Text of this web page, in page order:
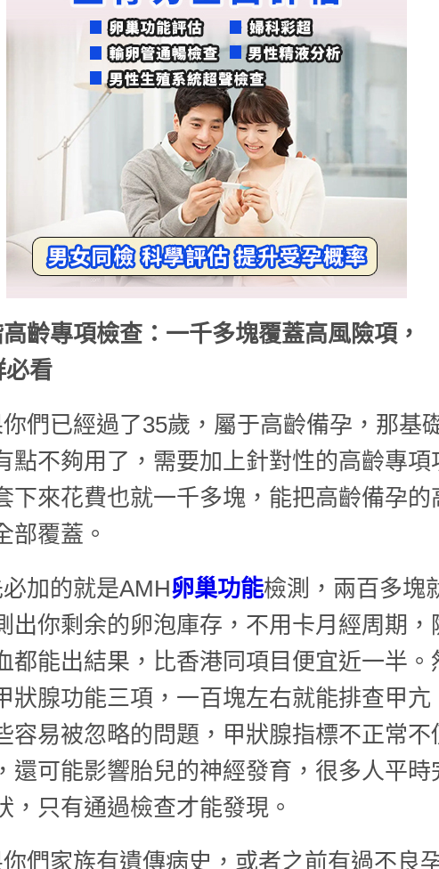
齡專項檢查：一千多塊覆蓋高風險項，
必看
們已經過了35歲，屬于高齡備孕，那基
點不夠用了，需要加上針對性的高齡專項
下來花費也就一千多塊，能把高齡備孕的
部覆蓋。
加的就是AMH卵巢功能檢測，兩百多塊
出你剩余的卵泡庫存，不用卡月經周期，
都能出結果，比香港同項目便宜近一半。
狀腺功能三項，一百塊左右就能排查甲亢
容易被忽略的問題，甲狀腺指標不正常不
還可能影響胎兒的神經發育，很多人平時
，只有通過檢查才能發現。
們家族有遺傳病史，或者之前有過不良